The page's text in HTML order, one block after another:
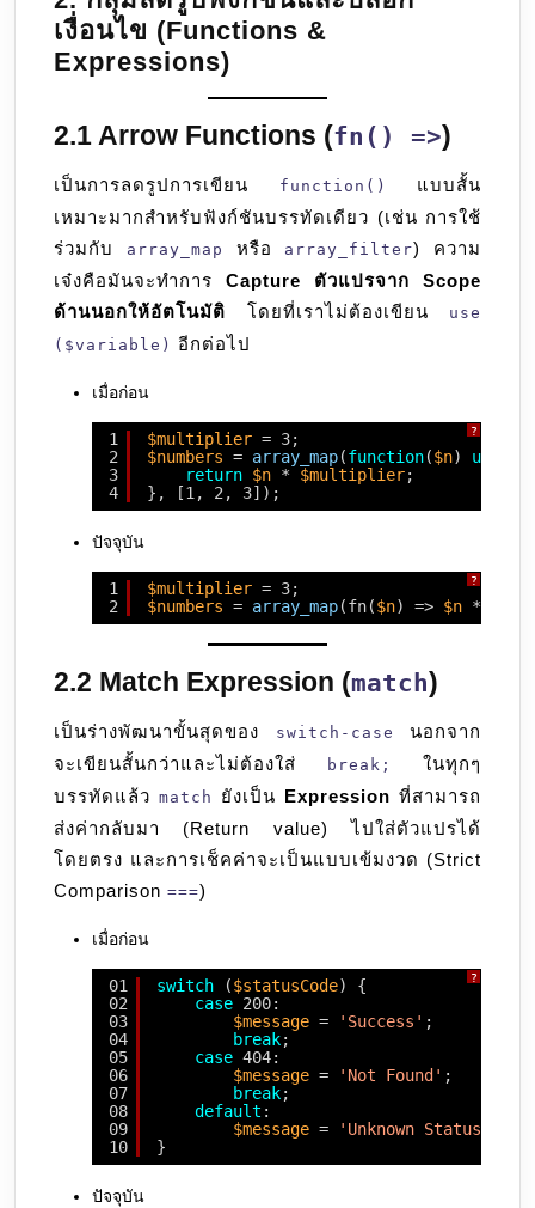
เงื่อนไข (Functions &
Expressions)
2.1 Arrow Functions (fn() =>)
เป็นการลดรูปการเขียน function()
แบบสั้น
เหมาะมากสำหรับฟังก์ชันบรรทัดเดียว (เช่น การใช้
ร่วมกับ
array_map หรือ array_filter) ความ
เจ๋งคือมันจะทำการ Capture ตัวแปรจาก Scope
ด้านนอกให้อัตโนมัติ โดยที่เราไม่ต้องเขียน
use
($variable)
อีกต่อไป
เมื่อก่อน
?
1
2
3
4
$multiplier = 3;
$numbers = array_map(function($n) use
return $n * $multiplier;
}, [1, 2, 3]);
ปัจจุบัน
?
1
2
$multiplier = 3;
$numbers = array_map(fn($n) => $n *
2.2 Match Expression (match)
เป็นร่างพัฒนาขั้นสุดของ switch-case
นอกจาก
จะเขียนสั้นกว่าและไม่ต้องใส่
break;
ในทุกๆ
บรรทัดแล้ว match ยังเป็น Expression ที่สามารถ
ส่งค่ากลับมา (Return value) ไปใส่ตัวแปรได้
โดยตรง และการเช็คค่าจะเป็นแบบเข้มงวด (Strict
Comparison ===)
เมื่อก่อน
?
01
02
03
04
05
06
07
08
09
10
switch ($statusCode) {
case 200:
$message = 'Success' ;
break;
case 404:
$message = 'Not Found' ;
break;
default :
$message = 'Unknown Status'
}
ปัจจุบัน